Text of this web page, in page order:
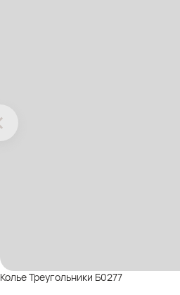
Колье Треугольники Б0277